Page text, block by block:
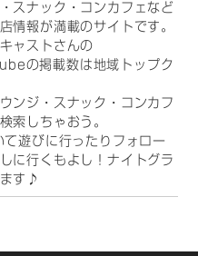
スナック・コンカフェなど
情報が満載のサイトです。
ャストさんの
の掲載数は地域トップク
ンジ・スナック・コンカフ
索しちゃおう。
遊びに行ったりフォロー
に行くもよし！ナイトグラ
す♪